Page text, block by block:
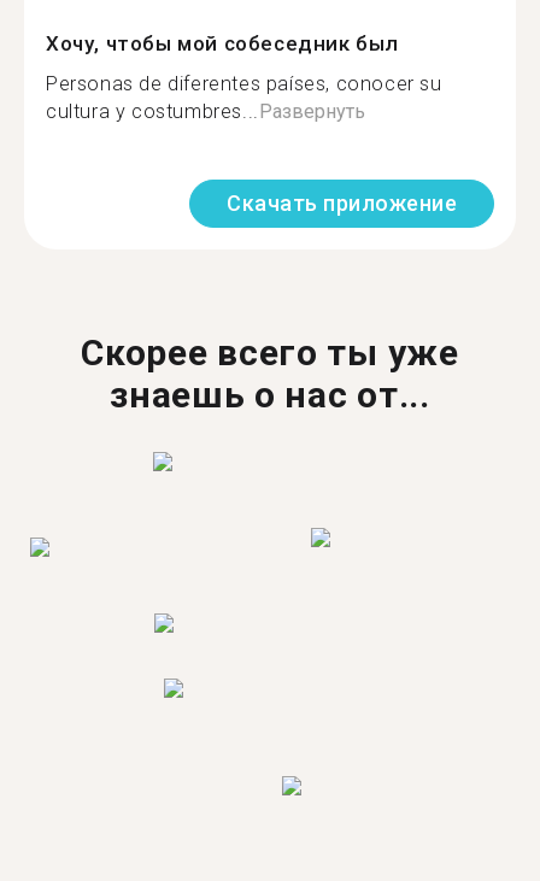
Хочу, чтобы мой собеседник был
Personas de diferentes países, conocer su
cultura y costumbres...Развернуть
Скачать приложение
Скорее всего ты уже
знаешь о нас от...